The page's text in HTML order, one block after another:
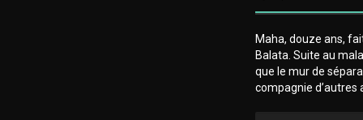
Maha, douze ans,
Balata. Suite au
que le mur de
compagnie d’autres